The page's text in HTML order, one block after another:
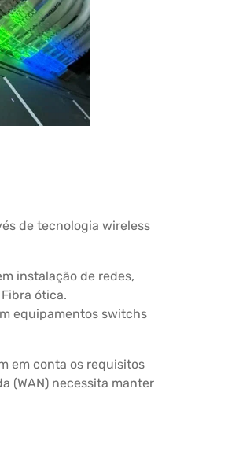
de tecnologia wireless
instalação de redes,
ótica.
equipamentos switchs
em conta os requisitos
(WAN) necessita manter